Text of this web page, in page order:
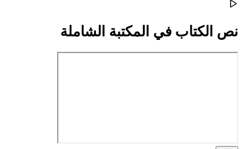
نص الكتاب في المكتبة الشاملة